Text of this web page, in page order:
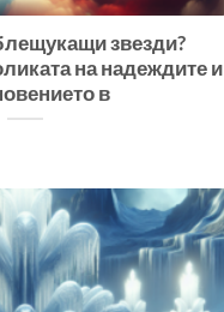
звезди?
на надеждите и
в